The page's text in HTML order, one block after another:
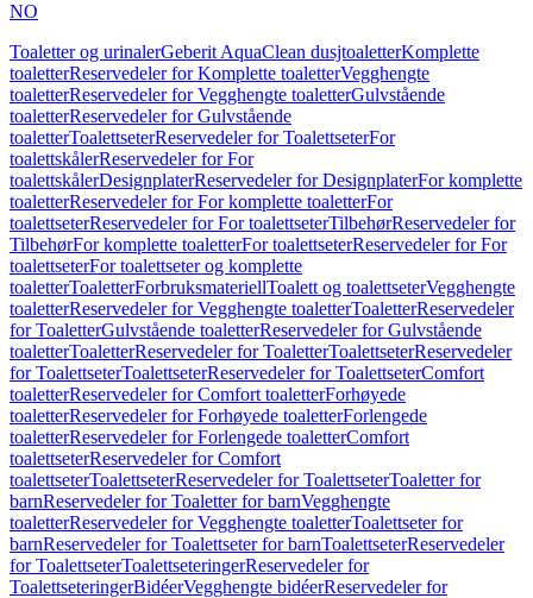
NO
Toaletter og urinalerGeberit AquaClean dusjtoaletterKomplette
toaletterReservedeler for Komplette toaletterVegghengte
toaletterReservedeler for Vegghengte toaletterGulvstående
toaletterReservedeler for Gulvstående
toaletterToalettseterReservedeler for ToalettseterFor
toalettskålerReservedeler for For
toalettskålerDesignplaterReservedeler for DesignplaterFor komplette
toaletterReservedeler for For komplette toaletterFor
toalettseterReservedeler for For toalettseterTilbehørReservedeler for
TilbehørFor komplette toaletterFor toalettseterReservedeler for For
toalettseterFor toalettseter og komplette
toaletterToaletterForbruksmateriellToalett og toalettseterVegghengte
toaletterReservedeler for Vegghengte toaletterToaletterReservedeler
for ToaletterGulvstående toaletterReservedeler for Gulvstående
toaletterToaletterReservedeler for ToaletterToalettseterReservedeler
for ToalettseterToalettseterReservedeler for ToalettseterComfort
toaletterReservedeler for Comfort toaletterForhøyede
toaletterReservedeler for Forhøyede toaletterForlengede
toaletterReservedeler for Forlengede toaletterComfort
toalettseterReservedeler for Comfort
toalettseterToalettseterReservedeler for ToalettseterToaletter for
barnReservedeler for Toaletter for barnVegghengte
toaletterReservedeler for Vegghengte toaletterToalettseter for
barnReservedeler for Toalettseter for barnToalettseterReservedeler
for ToalettseterToalettseteringerReservedeler for
ToalettseteringerBidéerVegghengte bidéerReservedeler for